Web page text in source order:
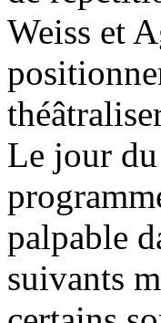
Weiss et
Le jour
palpable
suivants